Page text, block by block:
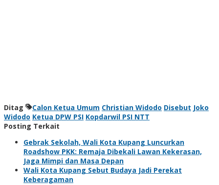
Ditag Calon Ketua Umum Christian Widodo Disebut Joko
Widodo Ketua DPW PSI Kopdarwil PSI NTT
Posting Terkait
Gebrak Sekolah, Wali Kota Kupang Luncurkan
Roadshow PKK: Remaja Dibekali Lawan Kekerasan,
Jaga Mimpi dan Masa Depan
Wali Kota Kupang Sebut Budaya Jadi Perekat
Keberagaman